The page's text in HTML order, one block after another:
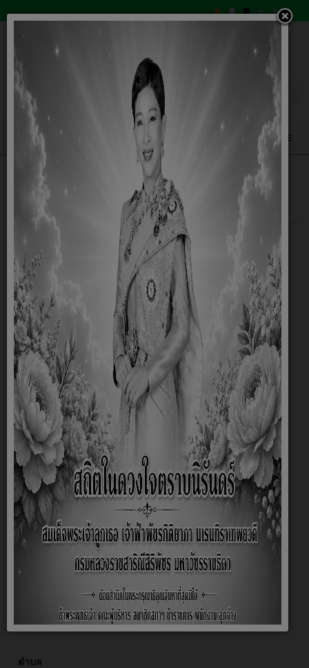
แบบคำร้องขอรับความช่วยเหลือจาก
29 มีนาคม 2564
ข้อมูล ส่วนบุคคล
ชื่อ *
นามสกุล *
เบอร์โทรศัพท์ *
อีเมล
ตำบล